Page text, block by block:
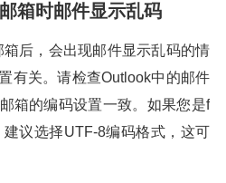
箱时邮件显示乱码
后，会出现邮件显示乱码的情
有关。请检查Outlook中的邮件
箱的编码设置一致。如果您是f
议选择UTF-8编码格式，这可